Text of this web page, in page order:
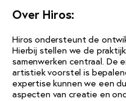
Over Hiros:
Hiros ondersteunt de
Hierbij stellen we de
samenwerken centraal. De
artistiek voorstel is
expertise kunnen we een
aspecten van creatie en